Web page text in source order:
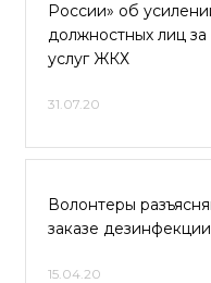
России» об
должностных лиц
услуг ЖКХ
31.07.20
Волонтеры
заказе
15.04.20